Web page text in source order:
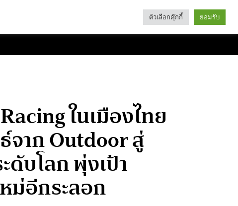
Categories
ในเมืองไทย
จาก Outdoor สู่
ดับโลก พุ่งเป้า
ม่อีกระลอก
ตัวเลือกคุ๊กกี้ ยอมรับ